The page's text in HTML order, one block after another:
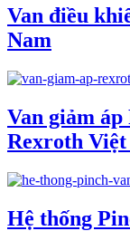
Van điều
Nam
Van giảm
Rexroth Việt
Hệ thống